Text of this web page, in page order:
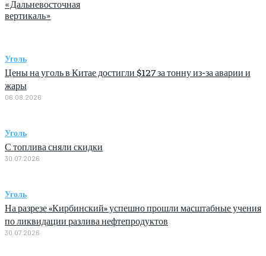
«Дальневосточная
вертикаль»
Уголь
Цены на уголь в Китае достигли $127 за тонну из-за аварии и
жары
06.08.2026
Уголь
С топлива сняли скидки
30.07.2026
Уголь
На разрезе «Кирбинский» успешно прошли масштабные учения
по ликвидации разлива нефтепродуктов
30.07.2026